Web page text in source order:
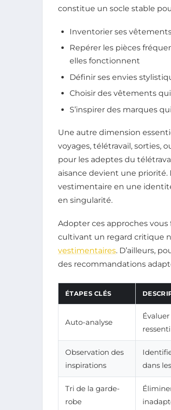
constitue un socle stable
Inventorier ses
Repérer les pièces
elles fonctionnent
Définir ses envies
Choisir des vêtements
S’inspirer des marques
Une autre dimension
voyages, télétravail, sorties,
pour les adeptes du
aisance devient une priorité.
vestimentaire en une
en singularité.
Adopter ces approches vous
cultivant un regard critique
vestimentaires. D’ailleurs,
des recommandations
ÉTAPES CLÉS
Auto-analyse
Observation des
inspirations
dans
Tri de la garde-
robe